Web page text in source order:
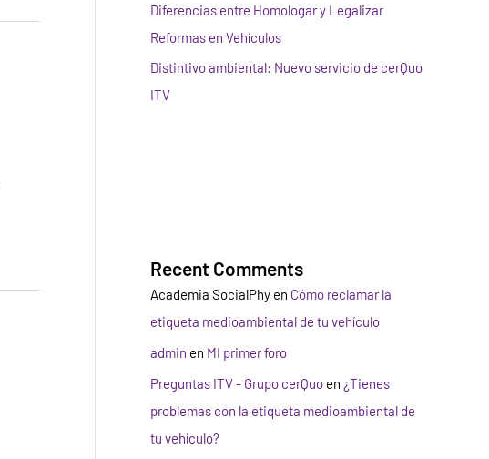
Diferencias entre Homologar y Legalizar
Reformas en Vehículos
Distintivo ambiental: Nuevo servicio de cerQuo
ITV
Recent Comments
Academia SocialPhy en Cómo reclamar la
etiqueta medioambiental de tu vehículo
admin en MI primer foro
Preguntas ITV - Grupo cerQuo en ¿Tienes
problemas con la etiqueta medioambiental de
tu vehículo?